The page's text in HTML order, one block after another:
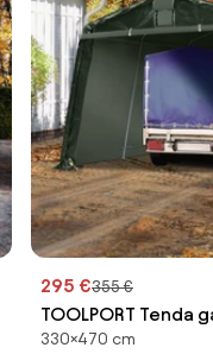
295 €355 €
TOOLPORT Tenda
Telo in PE, verde
330×470 cm